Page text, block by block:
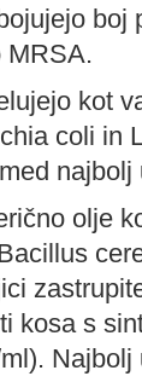
boj
MRSA.
kot
coli in
olje
kosa s